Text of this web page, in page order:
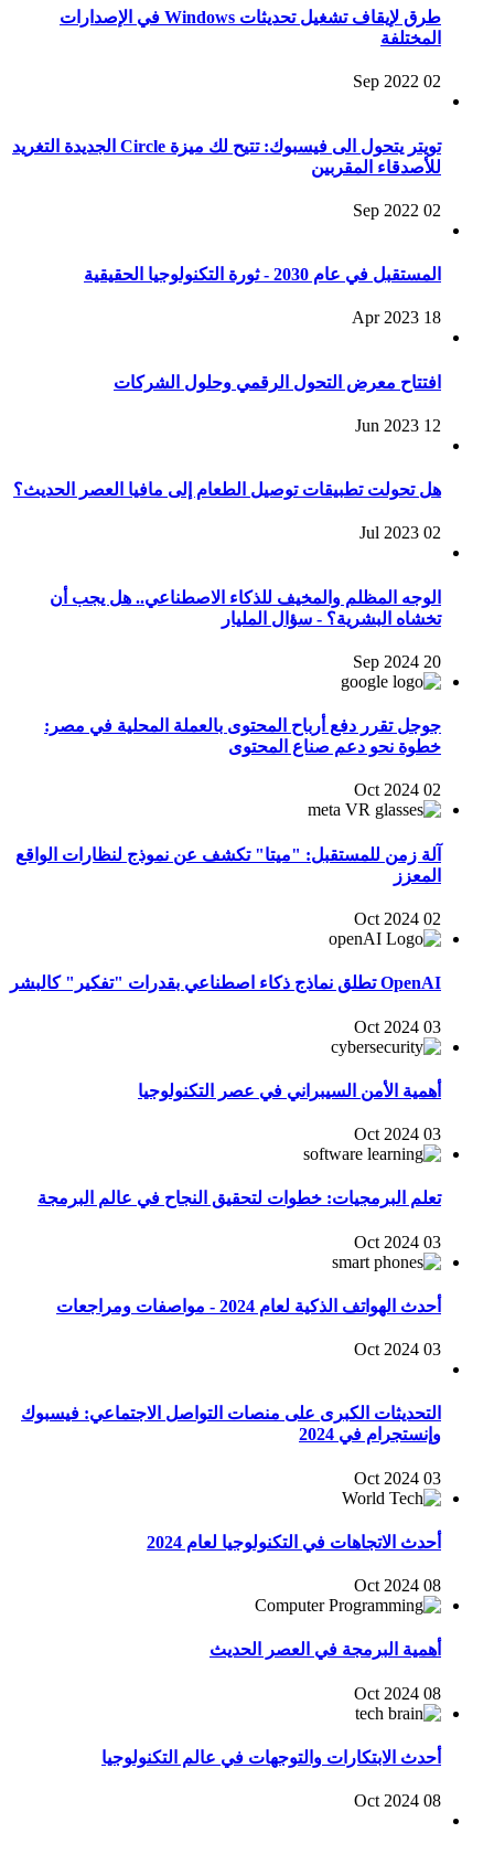
طرق لإيقاف تشغيل تحديثات Windows في الإصدارات
المختلفة
02 Sep 2022
تويتر يتحول الى فيسبوك: تتيح لك ميزة Circle الجديدة التغريد
للأصدقاء المقربين
02 Sep 2022
المستقبل في عام 2030 - ثورة التكنولوجيا الحقيقية
18 Apr 2023
افتتاح معرض التحول الرقمي وحلول الشركات
12 Jun 2023
هل تحولت تطبيقات توصيل الطعام إلى مافيا العصر الحديث؟
02 Jul 2023
الوجه المظلم والمخيف للذكاء الاصطناعي.. هل يجب أن
تخشاه البشرية؟ - سؤال المليار
20 Sep 2024
جوجل تقرر دفع أرباح المحتوى بالعملة المحلية في مصر:
خطوة نحو دعم صناع المحتوى
02 Oct 2024
آلة زمن للمستقبل: "ميتا" تكشف عن نموذج لنظارات الواقع
المعزز
02 Oct 2024
OpenAI تطلق نماذج ذكاء اصطناعي بقدرات "تفكير" كالبشر
03 Oct 2024
أهمية الأمن السيبراني في عصر التكنولوجيا
03 Oct 2024
تعلم البرمجيات: خطوات لتحقيق النجاح في عالم البرمجة
03 Oct 2024
أحدث الهواتف الذكية لعام 2024 - مواصفات ومراجعات
03 Oct 2024
التحديثات الكبرى على منصات التواصل الاجتماعي: فيسبوك
وإنستجرام في 2024
03 Oct 2024
أحدث الاتجاهات في التكنولوجيا لعام 2024
08 Oct 2024
أهمية البرمجة في العصر الحديث
08 Oct 2024
أحدث الابتكارات والتوجهات في عالم التكنولوجيا
08 Oct 2024